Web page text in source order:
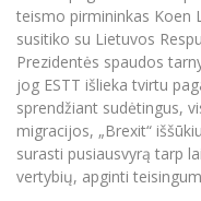
MRU
MRU
Studijų
Kitos
Azijos
Vilniaus
Mokslo
Projektai
Veiklos
Darbas
Bakalauro
Vadovų
Švietimo
Teisės
teismo pirmininkas Koen
susitiko su Lietuvos
Prezidentės spaudos
jog ESTT išlieka tvirtu
sprendžiant sudėtingus,
migracijos, „Brexit“
surasti pusiausvyrą tarp
vertybių, apginti